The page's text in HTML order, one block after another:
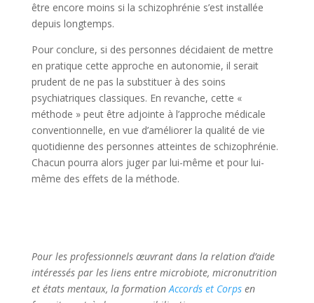
être encore moins si la schizophrénie s’est installée
depuis longtemps.
Pour conclure, si des personnes décidaient de mettre
en pratique cette approche en autonomie, il serait
prudent de ne pas la substituer à des soins
psychiatriques classiques. En revanche, cette «
méthode » peut être adjointe à l’approche médicale
conventionnelle, en vue d’améliorer la qualité de vie
quotidienne des personnes atteintes de schizophrénie.
Chacun pourra alors juger par lui-même et pour lui-
même des effets de la méthode.
Pour les professionnels œuvrant dans la relation d’aide
intéressés par les liens entre microbiote, micronutrition
et états mentaux, la formationAccords et Corpsen